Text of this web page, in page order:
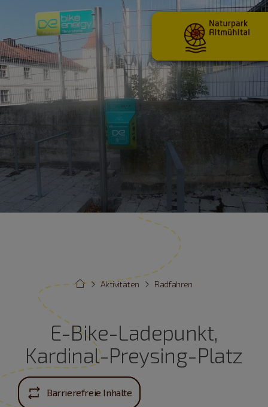
Radfahren
Aktivitäten
E-Bike-Ladepunkt,
Kardinal-Preysing-Platz
Barrierefreie Inhalte